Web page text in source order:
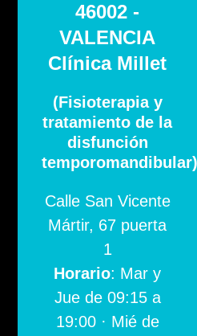
46002 -
VALENCIA
Clínica Millet
(Fisioterapia y
tratamiento de la
disfunción
temporomandibular)
Calle San Vicente
Mártir, 67 puerta
1
Horario: Mar y
Jue de 09:15 a
19:00 · Mié de